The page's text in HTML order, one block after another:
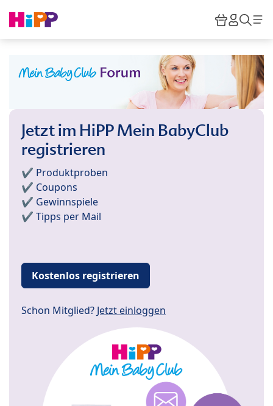
HiPP
Jetzt im HiPP Mein BabyClub
registrieren
✔️ Produktproben
✔️ Coupons
✔️ Gewinnspiele
✔️ Tipps per Mail
Kostenlos registrieren
Schon Mitglied? Jetzt einloggen